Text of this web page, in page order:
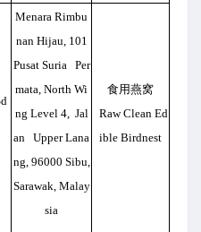
Menara Rimbu
nan Hijau, 101
Pusat Suria Per
mata, North Wi
ng Level 4, Jal
an Upper Lana
ng, 96000 Sibu,
Sarawak, Malay
sia
食用燕窝
Raw Clean Ed
ible Birdnest